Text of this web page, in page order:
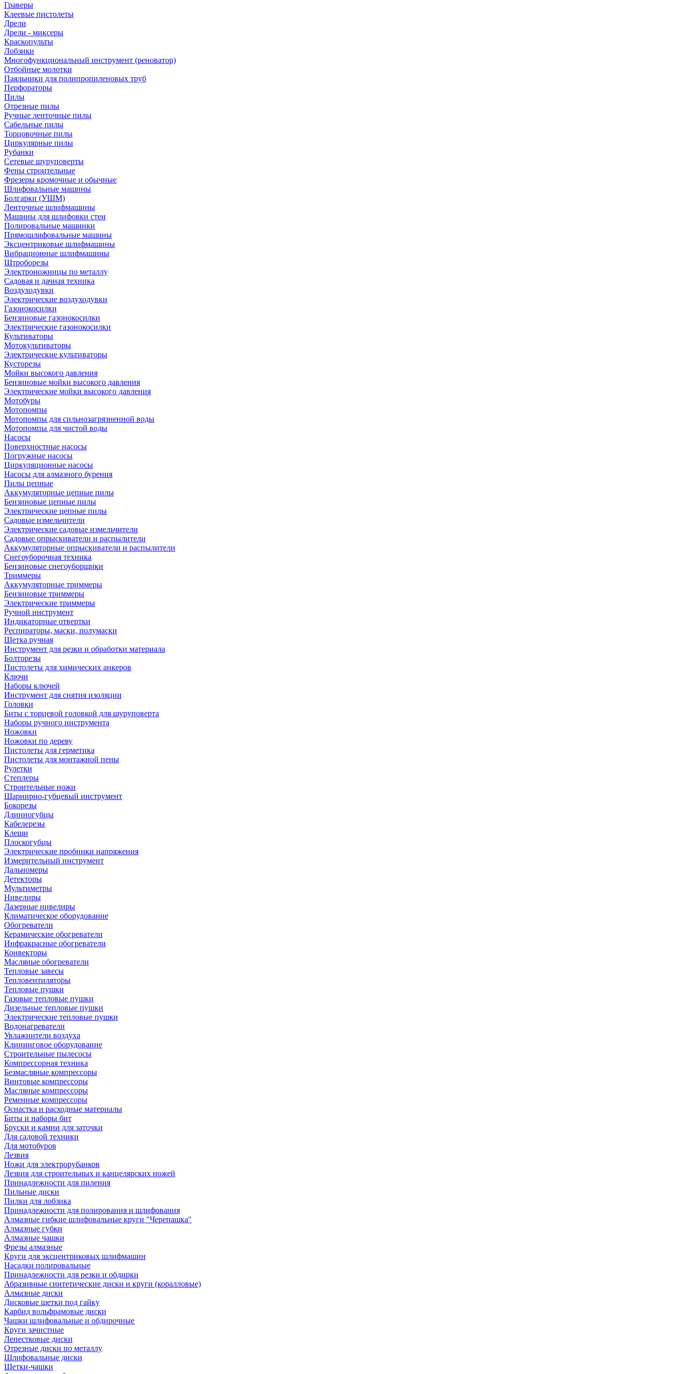
Граверы
Клеевые пистолеты
Дрели
Дрели - миксеры
Краскопульты
Лобзики
Многофункциональный инструмент (реноватор)
Отбойные молотки
Паяльники для полипропиленовых труб
Перфораторы
Пилы
Отрезные пилы
Ручные ленточные пилы
Сабельные пилы
Торцовочные пилы
Циркулярные пилы
Рубанки
Сетевые шуруповерты
Фены строительные
Фрезеры кромочные и обычные
Шлифовальные машины
Болгарки (УШМ)
Ленточные шлифмашины
Машины для шлифовки стен
Полировальные машинки
Прямошлифовальные машины
Эксцентриковые шлифмашины
Вибрационные шлифмашины
Штроборезы
Электроножницы по металлу
Садовая и дачная техника
Воздуходувки
Электрические воздуходувки
Газонокосилки
Бензиновые газонокосилки
Электрические газонокосилки
Культиваторы
Мотокультиваторы
Электрические культиваторы
Кусторезы
Мойки высокого давления
Бензиновые мойки высокого давления
Электрические мойки высокого давления
Мотобуры
Мотопомпы
Мотопомпы для сильнозагрязненной воды
Мотопомпы для чистой воды
Насосы
Поверхностные насосы
Погружные насосы
Циркуляционные насосы
Насосы для алмазного бурения
Пилы цепные
Аккумуляторные цепные пилы
Бензиновые цепные пилы
Электрические цепные пилы
Садовые измельчители
Электрические садовые измельчители
Садовые опрыскиватели и распылители
Аккумуляторные опрыскиватели и распылители
Снегоуборочная техника
Бензиновые снегоуборщики
Триммеры
Аккумуляторные триммеры
Бензиновые триммеры
Электрические триммеры
Ручной инструмент
Индикаторные отвертки
Респираторы, маски, полумаски
Щетка ручная
Инструмент для резки и обработки материала
Болторезы
Пистолеты для химических анкеров
Ключи
Наборы ключей
Инструмент для снятия изоляции
Головки
Биты с торцевой головкой для шуруповерта
Наборы ручного инструмента
Ножовки
Ножовки по дереву
Пистолеты для герметика
Пистолеты для монтажной пены
Рулетки
Степлеры
Строительные ножи
Шарнирно-губцевый инструмент
Бокорезы
Длинногубцы
Кабелерезы
Клещи
Плоскогубцы
Электрические пробники напряжения
Измерительный инструмент
Дальномеры
Детекторы
Мультиметры
Нивелиры
Лазерные нивелиры
Климатическое оборудование
Обогреватели
Керамические обогреватели
Инфракрасные обогреватели
Конвекторы
Масляные обогреватели
Тепловые завесы
Тепловентиляторы
Тепловые пушки
Газовые тепловые пушки
Дизельные тепловые пушки
Электрические тепловые пушки
Водонагреватели
Увлажнители воздуха
Клининговое оборудование
Строительные пылесосы
Компрессорная техника
Безмасляные компрессоры
Винтовые компрессоры
Масляные компрессоры
Ременные компрессоры
Оснастка и расходные материалы
Биты и наборы бит
Бруски и камни для заточки
Для садовой техники
Для мотобуров
Лезвия
Ножи для электрорубанков
Лезвия для строительных и канцелярских ножей
Принадлежности для пиления
Пильные диски
Пилки для лобзика
Принадлежности для полирования и шлифования
Алмазные гибкие шлифовальные круги "Черепашка"
Алмазные губки
Алмазные чашки
Фрезы алмазные
Круги для эксцентриковых шлифмашин
Насадки полировальные
Принадлежности для резки и обдирки
Абразивные синтетические диски и круги (коралловые)
Алмазные диски
Дисковые щетки под гайку
Карбид вольфрамовые диски
Чашки шлифовальные и обдирочные
Круги зачистные
Лепестковые диски
Отрезные диски по металлу
Шлифовальные диски
Щетки-чашки